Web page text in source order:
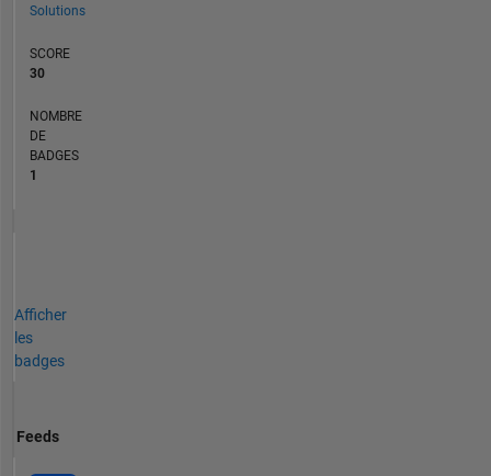
Solutions
SCORE
30
NOMBRE
DE
BADGES
1
Afficher
les
badges
Feeds